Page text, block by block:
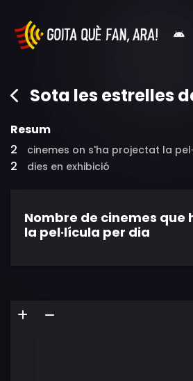
Sota les estrelles
Resum
2
cinemes on s'ha projectat la
2 dies en exhibició
Nombre de cinemes que
la pel·lícula per dia